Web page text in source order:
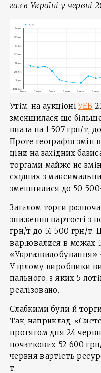
газ в Україні у червні
Утім, на аукціоніУЕБ
зменшилася ще
впала на 1 507 грн/т,
Проте географія змін
ціни на західних
торгами майже не
східних з
зменшилися до 50
Загалом торги
зниження вартості з
грн/т до 51 500 грн/т.
варіювалися в межах
У цілому виробники
пального, з яких 5
реалізовано.
Слабкими були й
Так, наприклад,
протягом дня 24
початкових 52 600
червня вартість
т.